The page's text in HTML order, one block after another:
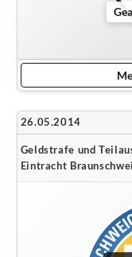
26.05.2014
Geldstrafe und
Eintracht